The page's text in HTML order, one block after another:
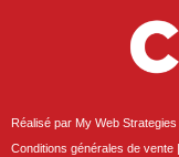
Réalisé par My Web Strategies |
Conditions générales de vente |